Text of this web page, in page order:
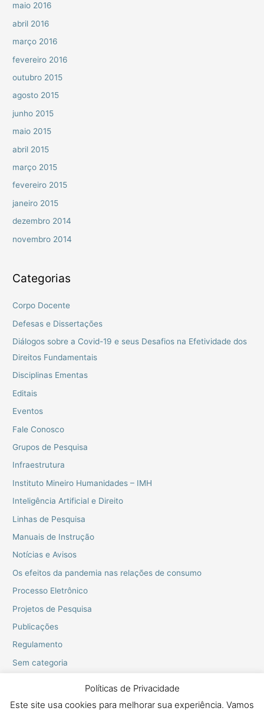
maio 2016
abril 2016
março 2016
fevereiro 2016
outubro 2015
agosto 2015
junho 2015
maio 2015
abril 2015
março 2015
fevereiro 2015
janeiro 2015
dezembro 2014
novembro 2014
Categorias
Corpo Docente
Defesas e Dissertações
Diálogos sobre a Covid-19 e seus Desafios na Efetividade dos
Direitos Fundamentais
Disciplinas Ementas
Editais
Eventos
Fale Conosco
Grupos de Pesquisa
Infraestrutura
Instituto Mineiro Humanidades – IMH
Inteligência Artificial e Direito
Linhas de Pesquisa
Manuais de Instrução
Notícias e Avisos
Os efeitos da pandemia nas relações de consumo
Processo Eletrônico
Projetos de Pesquisa
Publicações
Regulamento
Sem categoria
Políticas de Privacidade
Este site usa cookies para melhorar sua experiência. Vamos